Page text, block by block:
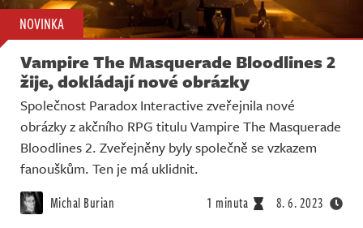
NOVINKA
Vampire The Masquerade Bloodlines 2
žije, dokládají nové obrázky
Společnost Paradox Interactive zveřejnila nové
obrázky z akčního RPG titulu Vampire The Masquerade
Bloodlines 2. Zveřejněny byly společně se vzkazem
fanouškům. Ten je má uklidnit.
Michal Burian 1 minuta 8. 6. 2023